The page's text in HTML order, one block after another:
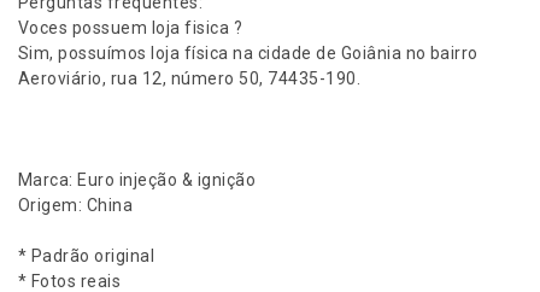
Voces possuem loja fisica ?
Sim, possuímos loja física na cidade de Goiânia no bairro
Aeroviário, rua 12, número 50, 74435-190.
Marca: Euro injeção & ignição
Origem: China
* Padrão original
* Fotos reais